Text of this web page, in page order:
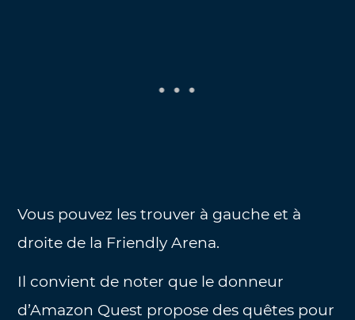
Vous pouvez les trouver à gauche et à
droite de la Friendly Arena.
Il convient de noter que le donneur
d’Amazon Quest propose des quêtes pour